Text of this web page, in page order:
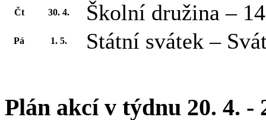
Čt 30. 4. Školní družina –
Pá 1. 5. Státní svátek –
Plán akcí v týdnu 20. 4. -